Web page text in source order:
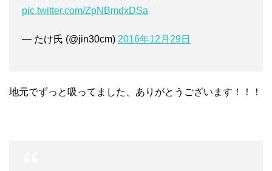
pic.twitter.com/ZpNBmdxDSa
— たけ氏 (@jin30cm) 2016年12月29日
地元でずっと吸ってました、ありがとうございます！！！